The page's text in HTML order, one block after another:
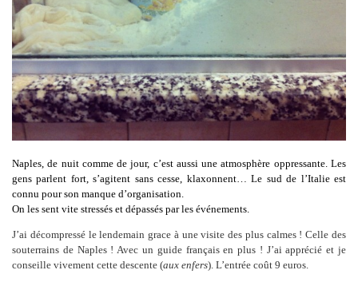
Naples, de nuit comme de jour, c’est aussi une atmosphère oppressante. Les
gens parlent fort, s’agitent sans cesse, klaxonnent… Le sud de l’Italie est
connu pour son manque d’organisation.
On les sent vite stressés et dépassés par les événements.
J’ai décompressé le lendemain grace à une visite des plus calmes ! Celle des
souterrains de Naples ! Avec un guide français en plus ! J’ai apprécié et je
conseille vivement cette descente (aux enfers). L’entrée coût 9 euros.